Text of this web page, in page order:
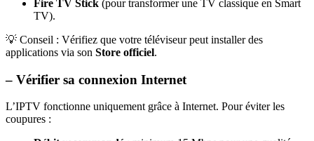
Fire TV Stick (pour transformer une TV classique en Smart
TV).
💡 Conseil : Vérifiez que votre téléviseur peut installer des
applications via son Store officiel.
– Vérifier sa connexion Internet
L’IPTV fonctionne uniquement grâce à Internet. Pour éviter les
coupures :